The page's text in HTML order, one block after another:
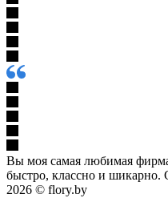
Вы моя самая любимая
быстро, классно и шикарно.
2026 © flory.by